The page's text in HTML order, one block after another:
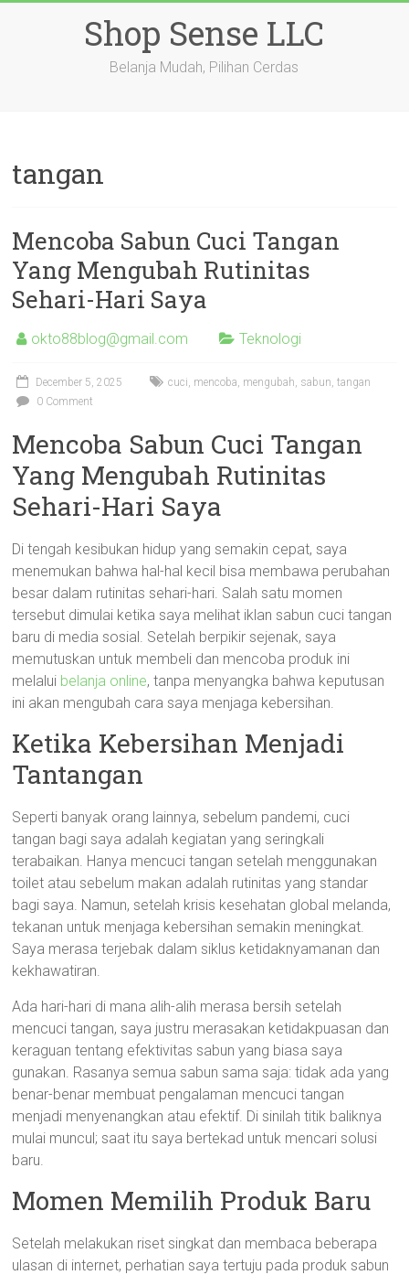
Shop Sense LLC
Belanja Mudah, Pilihan Cerdas
tangan
Mencoba Sabun Cuci Tangan
Yang Mengubah Rutinitas
Sehari-Hari Saya
okto88blog@gmail.com Teknologi
December 5, 2025 cuci, mencoba, mengubah, sabun,tangan
0 Comment
Mencoba Sabun Cuci Tangan
Yang Mengubah Rutinitas
Sehari-Hari Saya
Di tengah kesibukan hidup yang semakin cepat, saya
menemukan bahwa hal-hal kecil bisa membawa perubahan
besar dalam rutinitas sehari-hari. Salah satu momen
tersebut dimulai ketika saya melihat iklan sabun cuci tangan
baru di media sosial. Setelah berpikir sejenak, saya
memutuskan untuk membeli dan mencoba produk ini
melalui belanja online, tanpa menyangka bahwa keputusan
ini akan mengubah cara saya menjaga kebersihan.
Ketika Kebersihan Menjadi
Tantangan
Seperti banyak orang lainnya, sebelum pandemi, cuci
tangan bagi saya adalah kegiatan yang seringkali
terabaikan. Hanya mencuci tangan setelah menggunakan
toilet atau sebelum makan adalah rutinitas yang standar
bagi saya. Namun, setelah krisis kesehatan global melanda,
tekanan untuk menjaga kebersihan semakin meningkat.
Saya merasa terjebak dalam siklus ketidaknyamanan dan
kekhawatiran.
Ada hari-hari di mana alih-alih merasa bersih setelah
mencuci tangan, saya justru merasakan ketidakpuasan dan
keraguan tentang efektivitas sabun yang biasa saya
gunakan. Rasanya semua sabun sama saja: tidak ada yang
benar-benar membuat pengalaman mencuci tangan
menjadi menyenangkan atau efektif. Di sinilah titik baliknya
mulai muncul; saat itu saya bertekad untuk mencari solusi
baru.
Momen Memilih Produk Baru
Setelah melakukan riset singkat dan membaca beberapa
ulasan di internet, perhatian saya tertuju pada produk sabun